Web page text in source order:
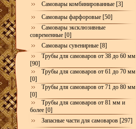
Самовары комбинированные [3]
Самовары фарфоровые [50]
Самовары эксклюзивные
современные [0]
Самовары сувенирные [8]
Трубы для самоваров от 38 до 60 мм
[90]
Трубы для самоваров от 61 до 70 мм
[0]
Трубы для самоваров от 71 до 80 мм
[0]
Трубы для самоваров от 81 мм и
более [0]
Запасные части для самоваров [297]